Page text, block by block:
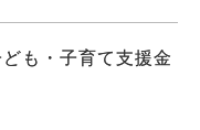
も・子育て支援金